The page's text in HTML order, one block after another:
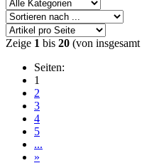
Zeige 1 bis 20 (von insgesamt
Seiten:
1
2
3
4
5
...
»